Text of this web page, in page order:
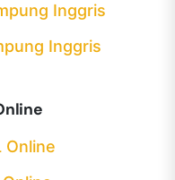
Inggris
Inggris
Online